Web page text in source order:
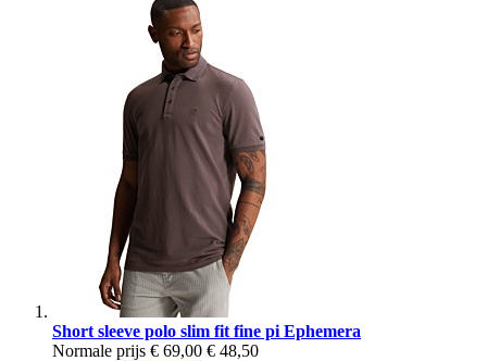
Short sleeve polo slim fit fine pi Ephemera
Normale prijs € 69,00 € 48,50